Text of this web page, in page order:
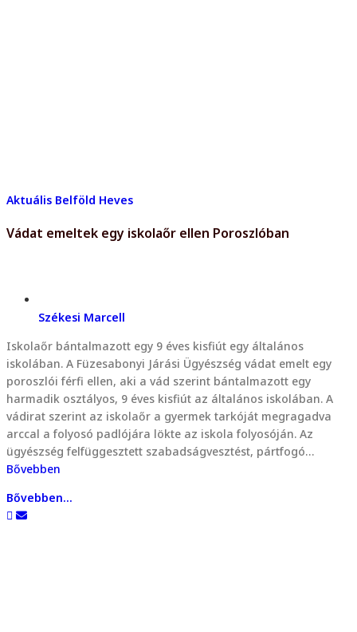
Aktuális Belföld Heves
Vádat emeltek egy iskolaőr ellen Poroszlóban
Székesi Marcell
Iskolaőr bántalmazott egy 9 éves kisfiút egy általános
iskolában. A Füzesabonyi Járási Ügyészség vádat emelt egy
poroszlói férfi ellen, aki a vád szerint bántalmazott egy
harmadik osztályos, 9 éves kisfiút az általános iskolában. A
vádirat szerint az iskolaőr a gyermek tarkóját megragadva
arccal a folyosó padlójára lökte az iskola folyosóján. Az
ügyészség felfüggesztett szabadságvesztést, pártfogó…
Bővebben
Bővebben...